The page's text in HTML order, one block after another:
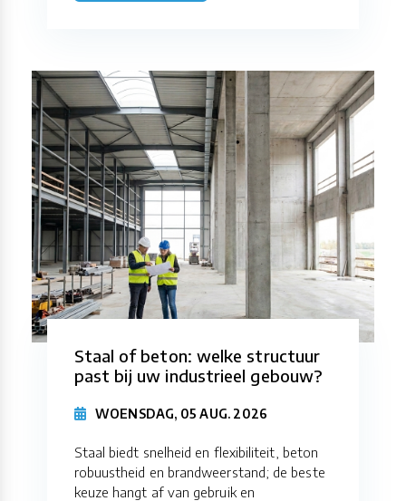
Staal of beton: welke structuur
past bij uw industrieel gebouw?
WOENSDAG, 05 AUG. 2026
Staal biedt snelheid en flexibiliteit, beton
robuustheid en brandweerstand; de beste
keuze hangt af van gebruik en